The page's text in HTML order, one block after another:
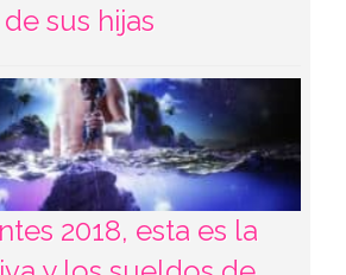
sus hijas
2018, esta es la